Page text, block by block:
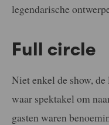
legendarische
Full circle
Niet enkel de show,
waar spektakel om
gasten waren